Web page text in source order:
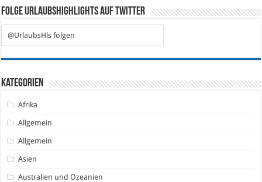
Folge Urlaubshighlights auf Twitter
@UrlaubsHls folgen
Kategorien
Afrika
Allgemein
Allgemein
Asien
Australien und Ozeanien